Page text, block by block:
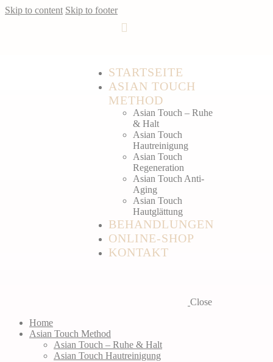
Skip to content Skip to footer
STARTSEITE
ASIAN TOUCH
METHOD
Asian Touch – Ruhe
& Halt
Asian Touch
Hautreinigung
Asian Touch
Regeneration
Asian Touch Anti-
Aging
Asian Touch
Hautglättung
BEHANDLUNGEN
ONLINE-SHOP
KONTAKT
Close
Home
Asian Touch Method
Asian Touch – Ruhe & Halt
Asian Touch Hautreinigung